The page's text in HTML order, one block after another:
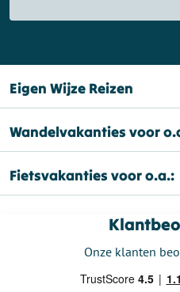
Eigen Wijze Reizen
Wandelvakanties voor
Fietsvakanties voor o.a.:
Onze klanten